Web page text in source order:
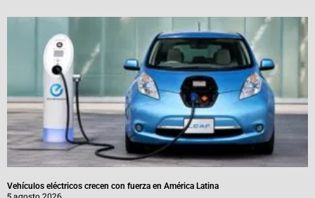
Vehículos eléctricos crecen con fuerza en América Latina